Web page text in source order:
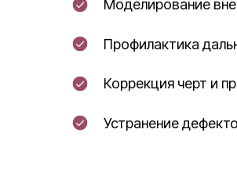
Моделирование
Профилактика
Коррекция черт и
Устранение